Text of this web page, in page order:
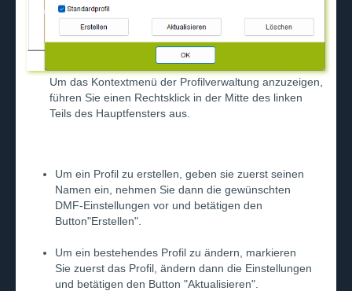
Um das Kontextmenü der Profilverwaltung anzuzeigen,
führen Sie einen Rechtsklick in der Mitte des linken
Teils des Hauptfensters aus.
Um ein Profil zu erstellen, geben sie zuerst seinen
Namen ein, nehmen Sie dann die gewünschten
DMF-Einstellungen vor und betätigen den
Button"Erstellen".
Um ein bestehendes Profil zu ändern, markieren
Sie zuerst das Profil, ändern dann die Einstellungen
und betätigen den Button "Aktualisieren".